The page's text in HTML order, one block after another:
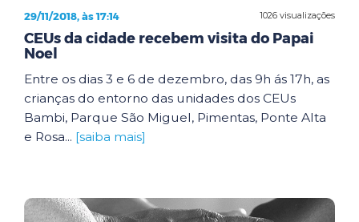
1026 visualizações
29/11/2018, às 17:14
CEUs da cidade recebem visita do Papai
Noel
Entre os dias 3 e 6 de dezembro, das 9h ás 17h, as
crianças do entorno das unidades dos CEUs
Bambi, Parque São Miguel, Pimentas, Ponte Alta
e Rosa... [saiba mais]